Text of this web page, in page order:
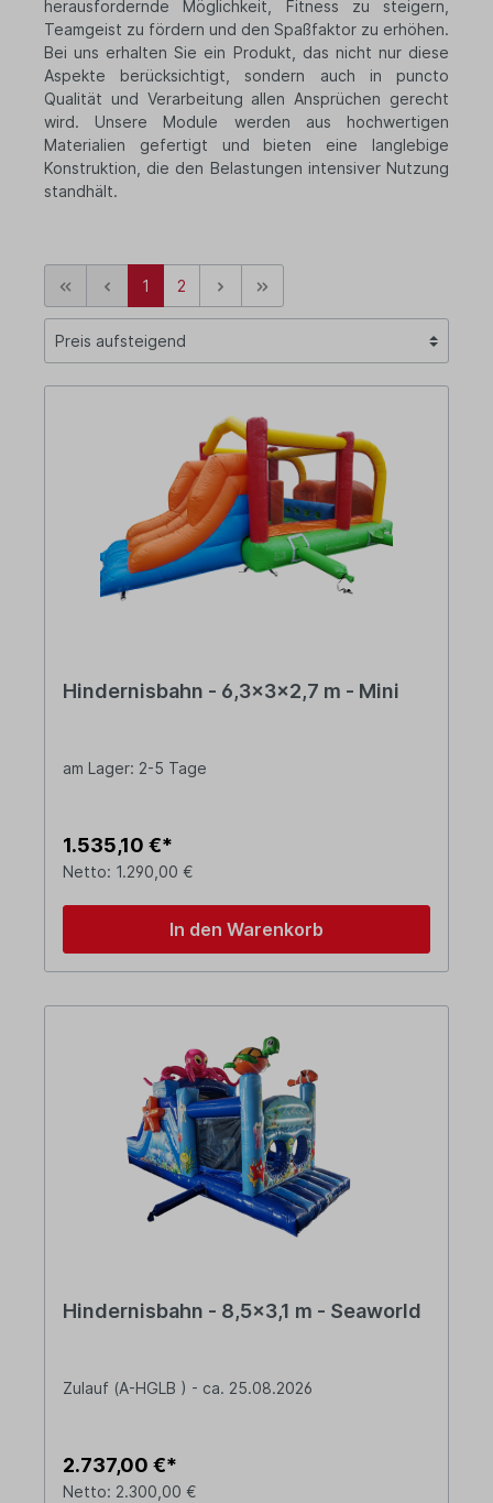
herausfordernde Möglichkeit, Fitness zu steigern,
Teamgeist zu fördern und den Spaßfaktor zu erhöhen.
Bei uns erhalten Sie ein Produkt, das nicht nur diese
Aspekte berücksichtigt, sondern auch in puncto
Qualität und Verarbeitung allen Ansprüchen gerecht
wird. Unsere Module werden aus hochwertigen
Materialien gefertigt und bieten eine langlebige
Konstruktion, die den Belastungen intensiver Nutzung
standhält.
1 2
Hindernisbahn - 6,3x3x2,7 m - Mini
am Lager: 2-5 Tage
1.535,10 €*
Netto: 1.290,00 €
In den Warenkorb
Hindernisbahn - 8,5x3,1 m - Seaworld
Zulauf (A-HGLB ) - ca. 25.08.2026
2.737,00 €*
Netto: 2.300,00 €